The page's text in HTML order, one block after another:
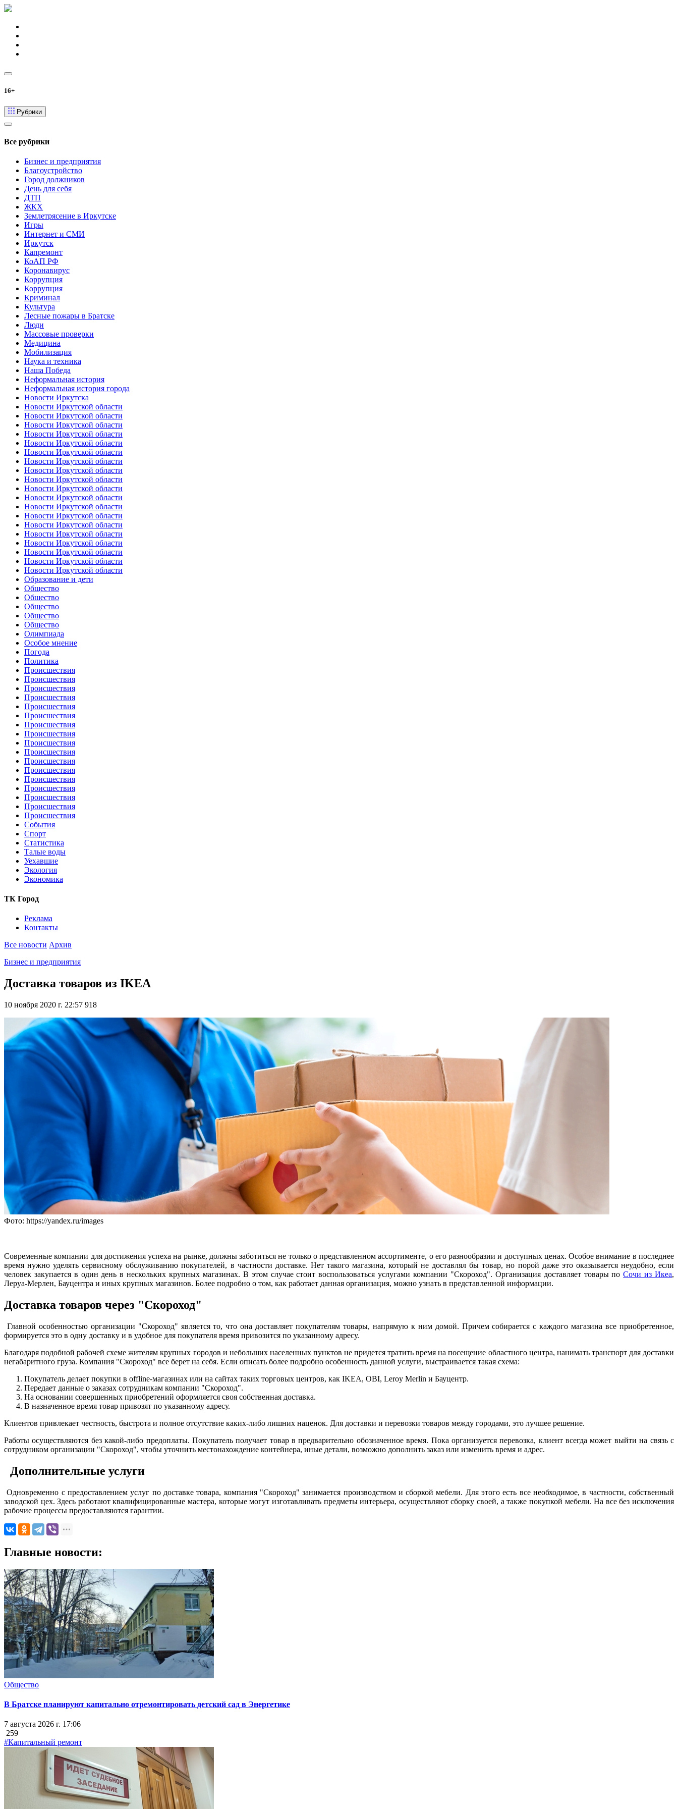
16+
Рубрики
Все рубрики
Бизнес и предприятия
Благоустройство
Город должников
День для себя
ДТП
ЖКХ
Землетрясение в Иркутске
Игры
Интернет и СМИ
Иркутск
Капремонт
КоАП РФ
Коронавирус
Коррупция
Коррупция
Криминал
Культура
Лесные пожары в Братске
Люди
Массовые проверки
Медицина
Мобилизация
Наука и техника
Наша Победа
Неформальная история
Неформальная история города
Новости Иркутска
Новости Иркутской области
Новости Иркутской области
Новости Иркутской области
Новости Иркутской области
Новости Иркутской области
Новости Иркутской области
Новости Иркутской области
Новости Иркутской области
Новости Иркутской области
Новости Иркутской области
Новости Иркутской области
Новости Иркутской области
Новости Иркутской области
Новости Иркутской области
Новости Иркутской области
Новости Иркутской области
Новости Иркутской области
Новости Иркутской области
Новости Иркутской области
Образование и дети
Общество
Общество
Общество
Общество
Общество
Олимпиада
Особое мнение
Погода
Политика
Происшествия
Происшествия
Происшествия
Происшествия
Происшествия
Происшествия
Происшествия
Происшествия
Происшествия
Происшествия
Происшествия
Происшествия
Происшествия
Происшествия
Происшествия
Происшествия
Происшествия
События
Спорт
Статистика
Талые воды
Уехавшие
Экология
Экономика
ТК Город
Реклама
Контакты
Все новости Архив
Бизнес и предприятия
Доставка товаров из IKEA
10 ноября 2020 г. 22:57 918
Фото: https://yandex.ru/images
Современные компании для достижения успеха на рынке, должны заботиться не только о представленном ассортименте, о его разнообразии и доступных ценах. Особое внимание в последнее
время нужно уделять сервисному обслуживанию покупателей, в частности доставке. Нет такого магазина, который не доставлял бы товар, но порой даже это оказывается неудобно, если
человек закупается в один день в нескольких крупных магазинах. В этом случае стоит воспользоваться услугами компании "Скороход". Организация доставляет товары поСочи из Икеа,
Леруа-Мерлен, Бауцентра и иных крупных магазинов. Более подробно о том, как работает данная организация, можно узнать в представленной информации.
Доставка товаров через "Скороход"
Главной особенностью организации "Скороход" является то, что она доставляет покупателям товары, напрямую к ним домой. Причем собирается с каждого магазина все приобретенное,
формируется это в одну доставку и в удобное для покупателя время привозится по указанному адресу.
Благодаря подобной рабочей схеме жителям крупных городов и небольших населенных пунктов не придется тратить время на посещение областного центра, нанимать транспорт для доставки
негабаритного груза. Компания "Скороход" все берет на себя. Если описать более подробно особенность данной услуги, выстраивается такая схема:
Покупатель делает покупки в offline-магазинах или на сайтах таких торговых центров, как IKEA, OBI, Leroy Merlin и Бауцентр.
Передает данные о заказах сотрудникам компании "Скороход".
На основании совершенных приобретений оформляется своя собственная доставка.
В назначенное время товар привозят по указанному адресу.
Клиентов привлекает честность, быстрота и полное отсутствие каких-либо лишних наценок. Для доставки и перевозки товаров между городами, это лучшее решение.
Работы осуществляются без какой-либо предоплаты. Покупатель получает товар в предварительно обозначенное время. Пока организуется перевозка, клиент всегда может выйти на связь с
сотрудником организации "Скороход", чтобы уточнить местонахождение контейнера, иные детали, возможно дополнить заказ или изменить время и адрес.
Дополнительные услуги
Одновременно с предоставлением услуг по доставке товара, компания "Скороход" занимается производством и сборкой мебели. Для этого есть все необходимое, в частности, собственный
заводской цех. Здесь работают квалифицированные мастера, которые могут изготавливать предметы интерьера, осуществляют сборку своей, а также покупкой мебели. На все без исключения
рабочие процессы предоставляются гарантии.
Главные новости:
Общество
В Братске планируют капитально отремонтировать детский сад в Энергетике
7 августа 2026 г. 17:06
259
#Капитальный ремонт